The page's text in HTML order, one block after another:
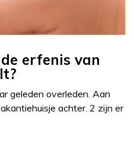
erfenis van
geleden overleden. Aan
achter. 2 zijn er